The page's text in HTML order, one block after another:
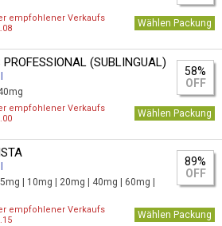
empfohlener Verkaufs
Wählen Packung
(SUBLINGUAL)
58%
OFF
empfohlener Verkaufs
Wählen Packung
5mg | 10mg | 20mg | 40mg | 60mg |
89%
OFF
empfohlener Verkaufs
Wählen Packung